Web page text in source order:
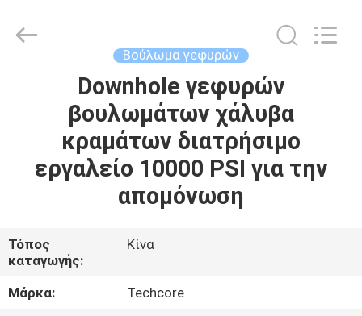
ΠΡΟΪΌΝΤΑ
ΠΕΡΊΠΟΥ
ΓΎΡΟΣ
ΕΡΓΟΣΤΑΣΊΩΝ
Co.,Ltd,.
Βούλωμα γεφυρών
Downhole γεφυρών
βουλωμάτων χάλυβα
κραμάτων διατρήσιμο
εργαλείο 10000 PSI για την
απομόνωση
Τόπος
καταγωγής:
Κίνα
Μάρκα:
Techcore